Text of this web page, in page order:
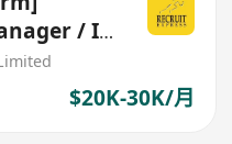
/ IT
$20K-30K/月